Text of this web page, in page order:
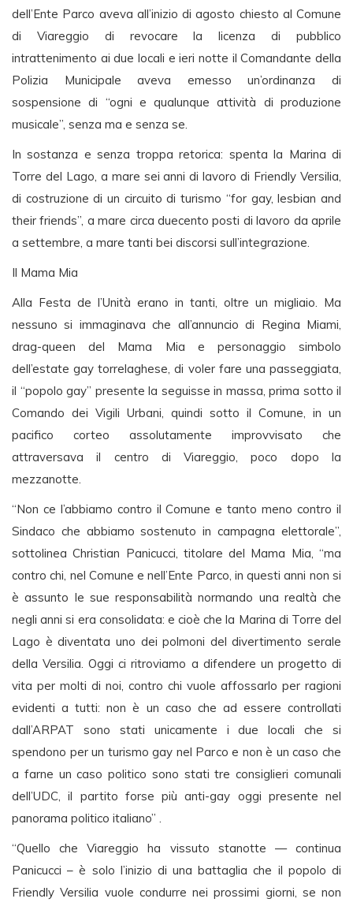
dell’Ente Parco aveva all’inizio di agosto chiesto al Comune
di Viareggio di revocare la licenza di pubblico
intrattenimento ai due locali e ieri notte il Comandante della
Polizia Municipale aveva emesso un’ordinanza di
sospensione di “ogni e qualunque attività di produzione
musicale”, senza ma e senza se.
In sostanza e senza troppa retorica: spenta la Marina di
Torre del Lago, a mare sei anni di lavoro di Friendly Versilia,
di costruzione di un circuito di turismo “for gay, lesbian and
their friends”, a mare circa duecento posti di lavoro da aprile
a settembre, a mare tanti bei discorsi sull’integrazione.
Il Mama Mia
Alla Festa de l’Unità erano in tanti, oltre un migliaio. Ma
nessuno si immaginava che all’annuncio di Regina Miami,
drag-queen del Mama Mia e personaggio simbolo
dell’estate gay torrelaghese, di voler fare una passeggiata,
il “popolo gay” presente la seguisse in massa, prima sotto il
Comando dei Vigili Urbani, quindi sotto il Comune, in un
pacifico corteo assolutamente improvvisato che
attraversava il centro di Viareggio, poco dopo la
mezzanotte.
“Non ce l’abbiamo contro il Comune e tanto meno contro il
Sindaco che abbiamo sostenuto in campagna elettorale”,
sottolinea Christian Panicucci, titolare del Mama Mia, “ma
contro chi, nel Comune e nell’Ente Parco, in questi anni non si
è assunto le sue responsabilità normando una realtà che
negli anni si era consolidata: e cioè che la Marina di Torre del
Lago è diventata uno dei polmoni del divertimento serale
della Versilia. Oggi ci ritroviamo a difendere un progetto di
vita per molti di noi, contro chi vuole affossarlo per ragioni
evidenti a tutti: non è un caso che ad essere controllati
dall’ARPAT sono stati unicamente i due locali che si
spendono per un turismo gay nel Parco e non è un caso che
a farne un caso politico sono stati tre consiglieri comunali
dell’UDC, il partito forse più anti-gay oggi presente nel
panorama politico italiano” .
“Quello che Viareggio ha vissuto stanotte — continua
Panicucci – è solo l’inizio di una battaglia che il popolo di
Friendly Versilia vuole condurre nei prossimi giorni, se non